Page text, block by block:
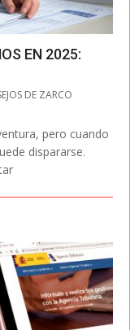
EN 2025:
DE ZARCO
pero cuando
dispararse.